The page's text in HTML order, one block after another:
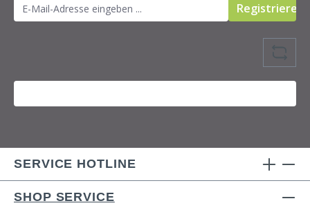
Registrieren
SERVICE HOTLINE
SHOP SERVICE